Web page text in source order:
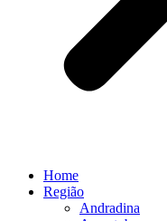
Home
Região
Andradina